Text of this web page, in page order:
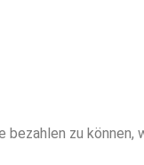
bezahlen zu